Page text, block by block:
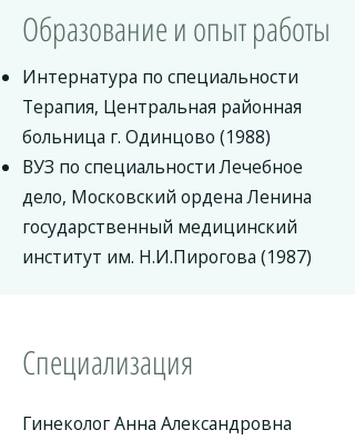
Образование и опыт работы
Интернатура по специальности
Терапия, Центральная районная
больница г. Одинцово (1988)
ВУЗ по специальности Лечебное
дело, Московский ордена Ленина
государственный медицинский
институт им. Н.И.Пирогова (1987)
Специализация
Гинеколог Анна Александровна